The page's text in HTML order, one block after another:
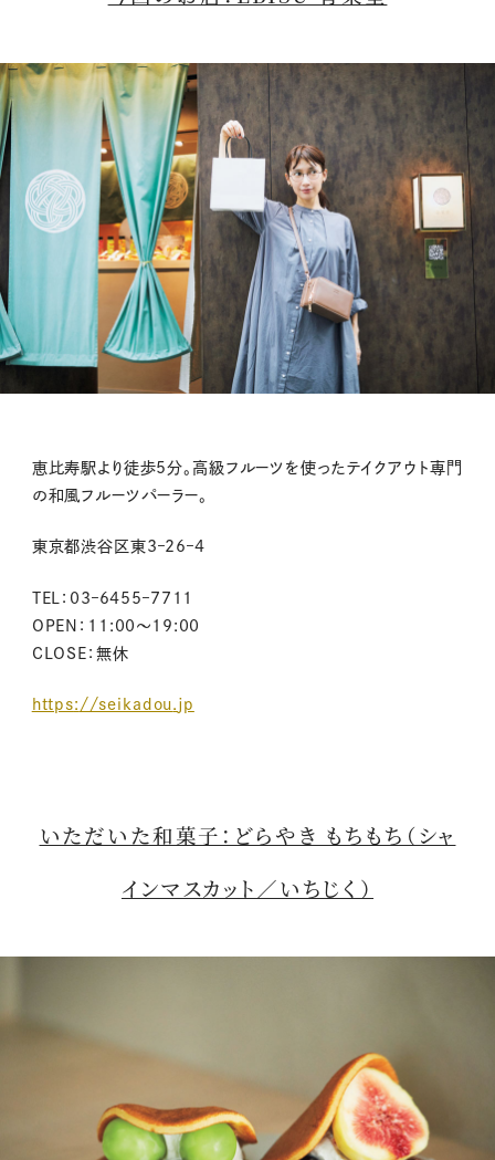
恵比寿駅より徒歩5分。高級フルーツを使ったテイクアウト専門
の和風フルーツパーラー。
東京都渋谷区東3–26–4
TEL： 03–6455–7711
OPEN： 11 : 00 ～ 19 : 00
CLOSE： 無休
https: //seikadou. jp
いただいた和菓子：どらやき もちもち（シャ
インマスカット／いちじく）